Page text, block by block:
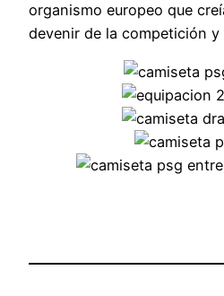
organismo europeo que
devenir de la competición